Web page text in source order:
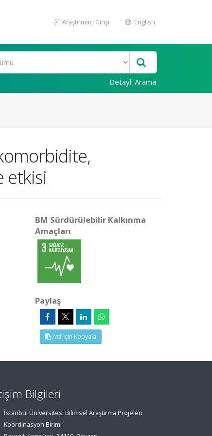
Araştırmacı Girişi English
Detaylı Arama
etkisi
BM Sürdürülebilir Kalkınma
Amaçları
Paylaş
Atıf İçin Kopyala
Bilgileri
İstanbul Üniversitesi Bilimsel Araştırma Projeleri
Koordinasyon Birimi